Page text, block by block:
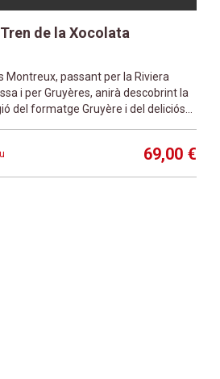
de la Xocolata
Montreux, passant per la Riviera
i per Gruyères, anirà descobrint la
del formatge Gruyère i del deliciós
69,00 €